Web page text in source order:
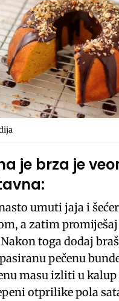
je brza je
umuti jaja i
a zatim promiješaj
toga dodaj
pečenu
masu izliti u kalup
otprilike pola